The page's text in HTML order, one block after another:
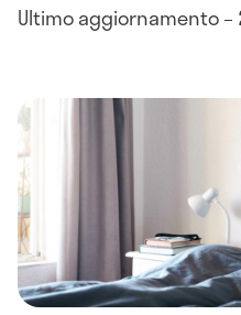
Ultimo aggiornamento –